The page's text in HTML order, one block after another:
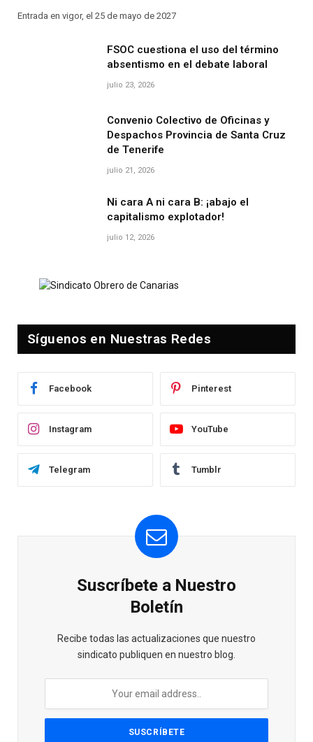
Entrada en vigor, el 25 de mayo de 2027
FSOC cuestiona el uso del término
absentismo en el debate laboral
julio 23, 2026
Convenio Colectivo de Oficinas y
Despachos Provincia de Santa Cruz
de Tenerife
julio 21, 2026
Ni cara A ni cara B: ¡abajo el
capitalismo explotador!
julio 12, 2026
Síguenos en Nuestras Redes
Facebook Pinterest
Instagram YouTube
Telegram Tumblr
Suscríbete a Nuestro
Boletín
Recibe todas las actualizaciones que nuestro
sindicato publiquen en nuestro blog.